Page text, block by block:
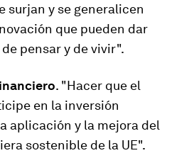
surjan y se generalicen
que pueden dar
pensar y de vivir".
. "Hacer que el
en la inversión
aplicación y la mejora del
sostenible de la UE".